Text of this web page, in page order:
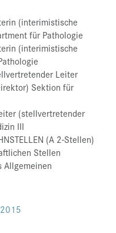
(interimistische
für Pathologie
(interimistische
Leiter
Sektion für
(stellvertretender
III
(A 2-Stellen)
Stellen
Allgemeinen